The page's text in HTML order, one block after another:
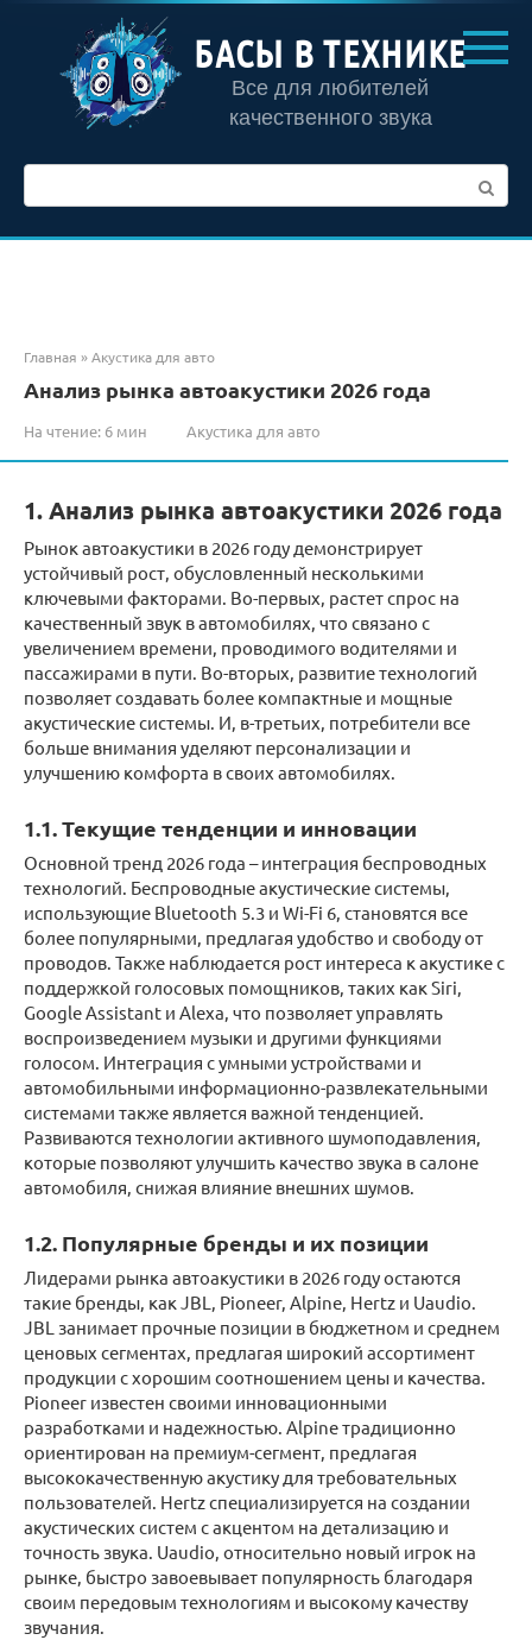
контенту
БАСЫ В ТЕХНИКЕ
Все для любителей
качественного звука
Главная »Акустика для авто
Анализ рынка автоакустики 2026 года
На чтение: 6 мин Акустика для авто
1. Анализ рынка автоакустики 2026 года
Рынок автоакустики в 2026 году демонстрирует
устойчивый рост, обусловленный несколькими
ключевыми факторами. Во-первых, растет спрос на
качественный звук в автомобилях, что связано с
увеличением времени, проводимого водителями и
пассажирами в пути. Во-вторых, развитие технологий
позволяет создавать более компактные и мощные
акустические системы. И, в-третьих, потребители все
больше внимания уделяют персонализации и
улучшению комфорта в своих автомобилях.
1.1. Текущие тенденции и инновации
Основной тренд 2026 года – интеграция беспроводных
технологий. Беспроводные акустические системы,
использующие Bluetooth 5.3 и Wi-Fi 6, становятся все
более популярными, предлагая удобство и свободу от
проводов. Также наблюдается рост интереса к акустике с
поддержкой голосовых помощников, таких как Siri,
Google Assistant и Alexa, что позволяет управлять
воспроизведением музыки и другими функциями
голосом. Интеграция с умными устройствами и
автомобильными информационно-развлекательными
системами также является важной тенденцией.
Развиваются технологии активного шумоподавления,
которые позволяют улучшить качество звука в салоне
автомобиля, снижая влияние внешних шумов.
1.2. Популярные бренды и их позиции
Лидерами рынка автоакустики в 2026 году остаются
такие бренды, как JBL, Pioneer, Alpine, Hertz и Uaudio.
JBL занимает прочные позиции в бюджетном и среднем
ценовых сегментах, предлагая широкий ассортимент
продукции с хорошим соотношением цены и качества.
Pioneer известен своими инновационными
разработками и надежностью. Alpine традиционно
ориентирован на премиум-сегмент, предлагая
высококачественную акустику для требовательных
пользователей. Hertz специализируется на создании
акустических систем с акцентом на детализацию и
точность звука. Uaudio, относительно новый игрок на
рынке, быстро завоевывает популярность благодаря
своим передовым технологиям и высокому качеству
звучания.